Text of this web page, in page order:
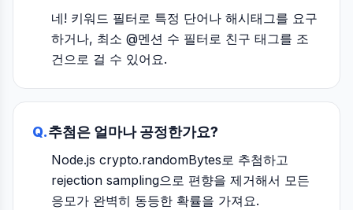
네! 키워드 필터로 특정 단어나 해시태그를 요구
하거나, 최소 @멘션 수 필터로 친구 태그를 조
건으로 걸 수 있어요.
Q.추첨은 얼마나 공정한가요?
Node.js crypto.randomBytes로 추첨하고
rejection sampling으로 편향을 제거해서 모든
응모가 완벽히 동등한 확률을 가져요.